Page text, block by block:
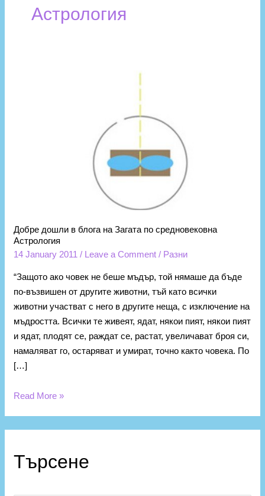
Астрология
Добре дошли в блога на Загата по средновековна
Астрология
14 January 2011/ Leave a Comment / Разни
“Защото ако човек не беше мъдър, той нямаше да бъде
по-възвишен от другите животни, тъй като всички
животни участват с него в другите неща, с изключение на
мъдростта. Всички те живеят, ядат, някои пият, някои пият
и ядат, плодят се, раждат се, растат, увеличават броя си,
намаляват го, остаряват и умират, точно както човека. По
[…]
Read More »
Търсене
а